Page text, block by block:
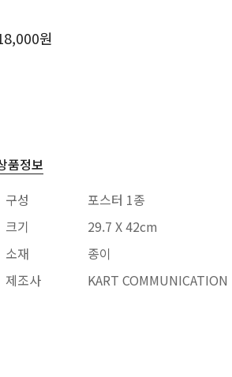
원
품정보
구성
포스터 1종
크기
29.7 X 42cm
소재
종이
제조사
KART COMMUNICATION